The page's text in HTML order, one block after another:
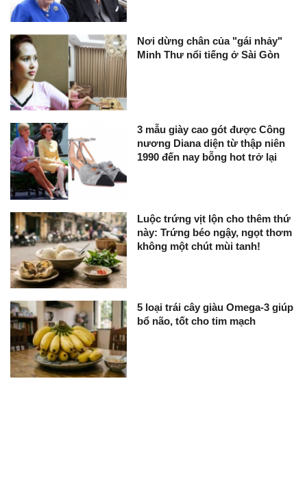
Nơi dừng chân của "gái nhảy"
Minh Thư nổi tiếng ở Sài Gòn
3 mẫu giày cao gót được Công
nương Diana diện từ thập niên
1990 đến nay bỗng hot trở lại
Luộc trứng vịt lộn cho thêm thứ
này: Trứng béo ngậy, ngọt thơm
không một chút mùi tanh!
5 loại trái cây giàu Omega-3 giúp
bổ não, tốt cho tim mạch